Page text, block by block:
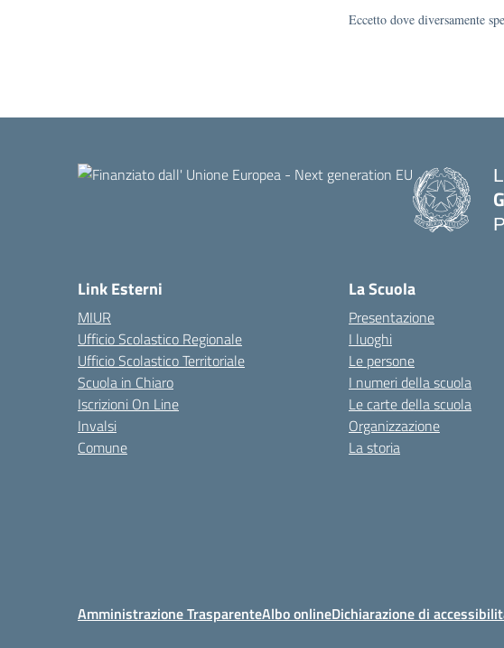
Eccetto dove diversamente
Link Esterni
MIUR
Ufficio Scolastico Regionale
Ufficio Scolastico Territoriale
Scuola in Chiaro
Iscrizioni On Line
Invalsi
Comune
La Scuola
Presentazione
I luoghi
Le persone
I numeri della scuola
Le carte della scuola
Organizzazione
La storia
Amministrazione TrasparenteAlbo onlineDichiarazione di